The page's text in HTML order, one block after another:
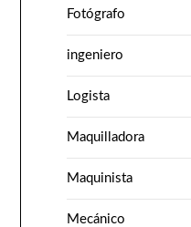
Fotógrafo
ingeniero
Logista
Maquilladora
Maquinista
Mecánico